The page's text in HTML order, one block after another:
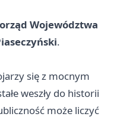
Województwa
.
się z mocnym
weszły do historii
może liczyć